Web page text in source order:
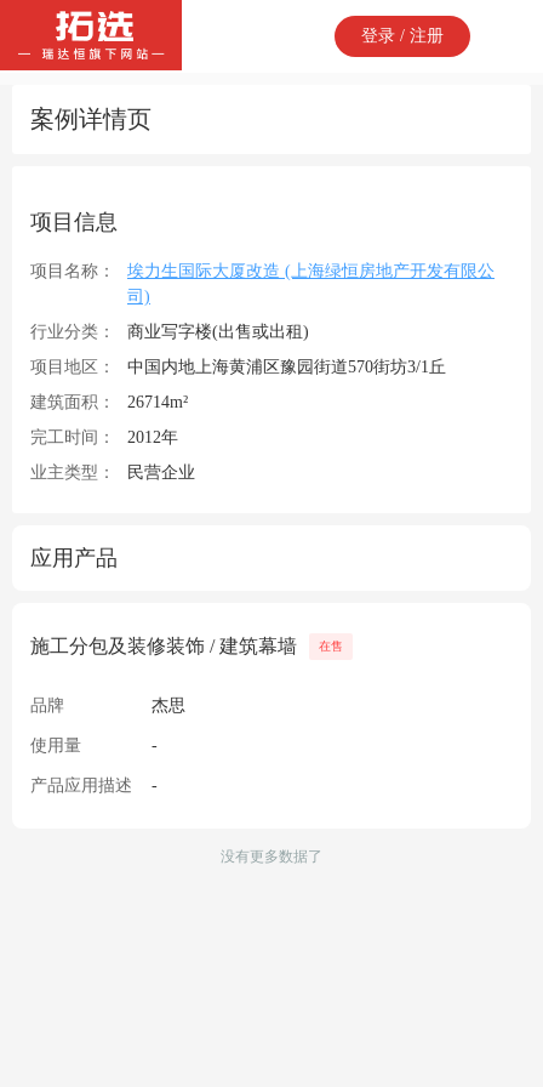
登录 / 注册
案例详情页
项目信息
项目名称：
埃力生国际大厦改造 (上海绿恒房地产开发有限公
司)
行业分类：
商业写字楼(出售或出租)
项目地区：
中国内地上海黄浦区豫园街道570街坊3/1丘
建筑面积：
26714m²
完工时间：
2012年
业主类型：
民营企业
应用产品
施工分包及装修装饰 / 建筑幕墙 在售
品牌 杰思
使用量 -
产品应用描述 -
没有更多数据了